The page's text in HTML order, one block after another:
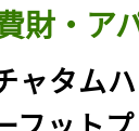
財・ア
ャタム